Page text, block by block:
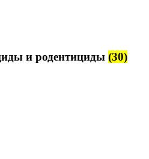
и родентициды (30)